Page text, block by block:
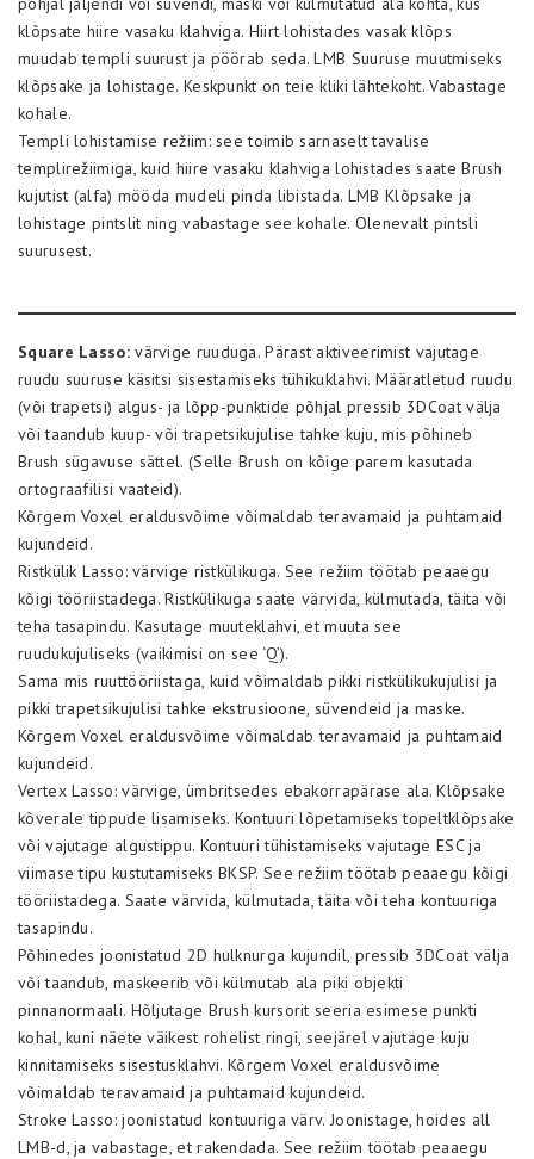
klõpsate hiire vasaku klahviga. Hiirt lohistades vasak klõps
muudab templi suurust ja pöörab seda. LMB Suuruse muutmiseks
klõpsake ja lohistage. Keskpunkt on teie kliki lähtekoht. Vabastage
kohale.
Templi lohistamise režiim: see toimib sarnaselt tavalise
templirežiimiga, kuid hiire vasaku klahviga lohistades saate Brush
kujutist (alfa) mööda mudeli pinda libistada. LMB Klõpsake ja
lohistage pintslit ning vabastage see kohale. Olenevalt pintsli
suurusest.
Square Lasso:värvige ruuduga. Pärast aktiveerimist vajutage
ruudu suuruse käsitsi sisestamiseks tühikuklahvi. Määratletud ruudu
(või trapetsi) algus- ja lõpp-punktide põhjal pressib 3DCoat välja
või taandub kuup- või trapetsikujulise tahke kuju, mis põhineb
Brush sügavuse sättel. (Selle Brush on kõige parem kasutada
ortograafilisi vaateid).
Kõrgem Voxel eraldusvõime võimaldab teravamaid ja puhtamaid
kujundeid.
Ristkülik Lasso: värvige ristkülikuga. See režiim töötab peaaegu
kõigi tööriistadega. Ristkülikuga saate värvida, külmutada, täita või
teha tasapindu. Kasutage muuteklahvi, et muuta see
ruudukujuliseks (vaikimisi on see ‘Q’).
Sama mis ruuttööriistaga, kuid võimaldab pikki ristkülikukujulisi ja
pikki trapetsikujulisi tahke ekstrusioone, süvendeid ja maske.
Kõrgem Voxel eraldusvõime võimaldab teravamaid ja puhtamaid
kujundeid.
Vertex Lasso: värvige, ümbritsedes ebakorrapärase ala. Klõpsake
kõverale tippude lisamiseks. Kontuuri lõpetamiseks topeltklõpsake
või vajutage algustippu. Kontuuri tühistamiseks vajutage ESC ja
viimase tipu kustutamiseks BKSP. See režiim töötab peaaegu kõigi
tööriistadega. Saate värvida, külmutada, täita või teha kontuuriga
tasapindu.
Põhinedes joonistatud 2D hulknurga kujundil, pressib 3DCoat välja
või taandub, maskeerib või külmutab ala piki objekti
pinnanormaali. Hõljutage Brush kursorit seeria esimese punkti
kohal, kuni näete väikest rohelist ringi, seejärel vajutage kuju
kinnitamiseks sisestusklahvi. Kõrgem Voxel eraldusvõime
võimaldab teravamaid ja puhtamaid kujundeid.
Stroke Lasso: joonistatud kontuuriga värv. Joonistage, hoides all
LMB-d, ja vabastage, et rakendada. See režiim töötab peaaegu